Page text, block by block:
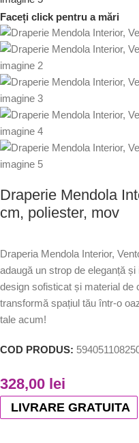
Faceți click pentru a mări
Draperie Mendola
cm, poliester, mov
Draperia Mendola Interior,
adaugă un strop de eleganță
design sofisticat și material de
transformă spațiul tău într-o
tale acum!
COD PRODUS:
328,00 lei
LIVRARE GRATUITA